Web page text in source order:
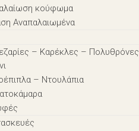
κούφωμα
Αναπαλαιωμένα
– Καρέκλες – Πολυθρόνες
– Nτουλάπια